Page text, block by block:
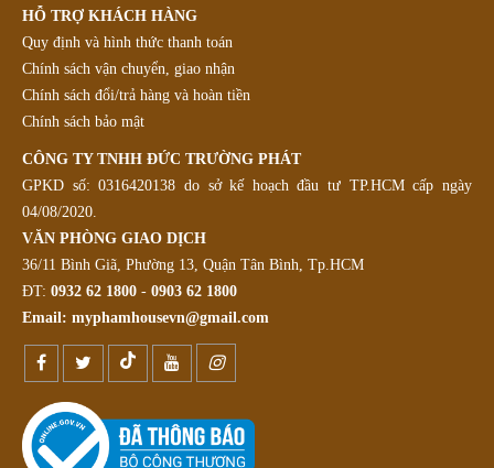
HỖ TRỢ KHÁCH HÀNG
Quy định và hình thức thanh toán
Chính sách vận chuyển, giao nhận
Chính sách đổi/trả hàng và hoàn tiền
Chính sách bảo mật
CÔNG TY TNHH ĐỨC TRƯỜNG PHÁT
GPKD số: 0316420138 do sở kế hoạch đầu tư TP.HCM cấp ngày
04/08/2020.
VĂN PHÒNG GIAO DỊCH
36/11 Bình Giã, Phường 13, Quận Tân Bình, Tp.HCM
ĐT: 0932 62 1800 - 0903 62 1800
Email: myphamhousevn@gmail.com